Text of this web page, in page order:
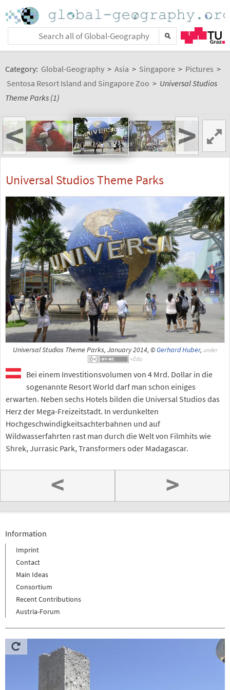
Category: Global-Geography > Asia > Singapore > Pictures >
Sentosa Resort Island and Singapore Zoo > Universal Studios
Theme Parks (1)
< >
Universal Studios Theme Parks
Universal Studios Theme Parks, January 2014, ©Gerhard Huber, under
Bei einem Investitionsvolumen von 4 Mrd. Dollar in die
sogenannte Resort World darf man schon einiges
erwarten. Neben sechs Hotels bilden die Universal Studios das
Herz der Mega-Freizeitstadt. In verdunkelten
Hochgeschwindigkeitsachterbahnen und auf
Wildwasserfahrten rast man durch die Welt von Filmhits wie
Shrek, Jurrasic Park, Transformers oder Madagascar.
< >
Information
Imprint
Contact
Main Ideas
Consortium
Recent Contributions
Austria-Forum